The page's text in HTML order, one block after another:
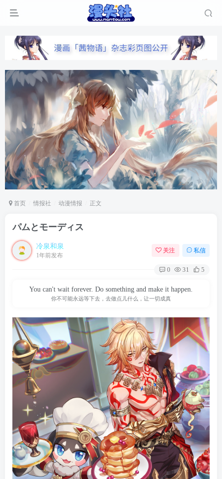
首页 情报社 动漫情报 正文
パムとモーディス
冷泉和泉
1年前发布
关注 私信
0 31 5
You can't wait forever. Do something and make it happen.
你不可能永远等下去，去做点儿什么，让一切成真